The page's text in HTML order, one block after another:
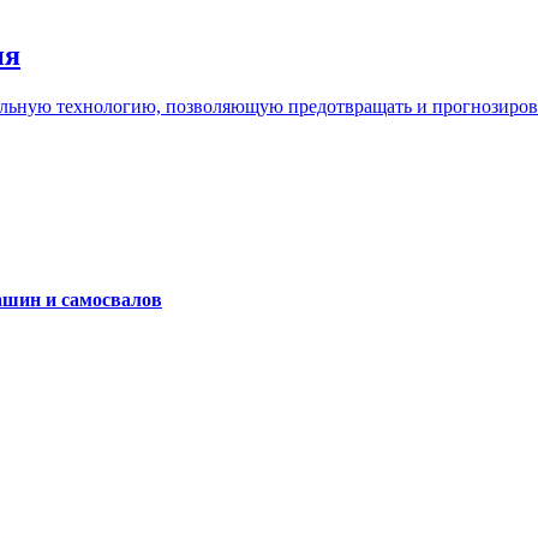
технологию, позволяющую предотвращать и
и самосвалов